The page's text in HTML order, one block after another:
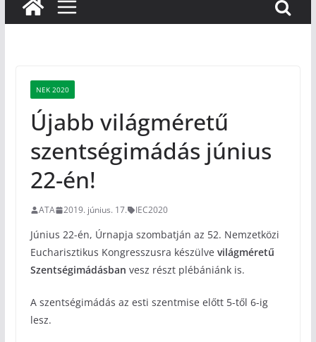
NEK 2020
Újabb világméretű
szentségimádás június
22-én!
ATA 2019. június. 17. IEC2020
Június 22-én, Úrnapja szombatján az 52. Nemzetközi
Eucharisztikus Kongresszusra készülve világméretű
Szentségimádásban vesz részt plébániánk is.
A szentségimádás az esti szentmise előtt 5-től 6-ig
lesz.